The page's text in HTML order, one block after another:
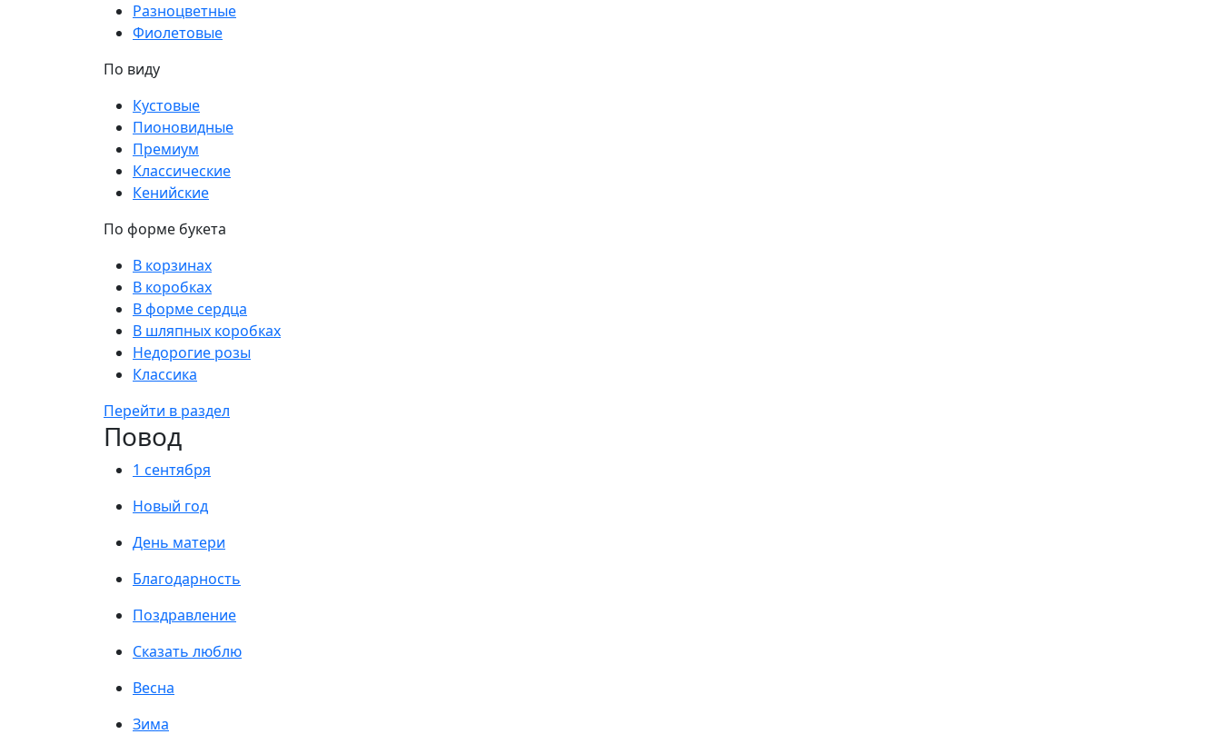
Разноцветные
Фиолетовые
По виду
Кустовые
Пионовидные
Премиум
Классические
Кенийские
По форме букета
В корзинах
В коробках
В форме сердца
В шляпных коробках
Недорогие розы
Классика
Перейти в раздел
Повод
1 сентября
Новый год
День матери
Благодарность
Поздравление
Сказать люблю
Весна
Зима